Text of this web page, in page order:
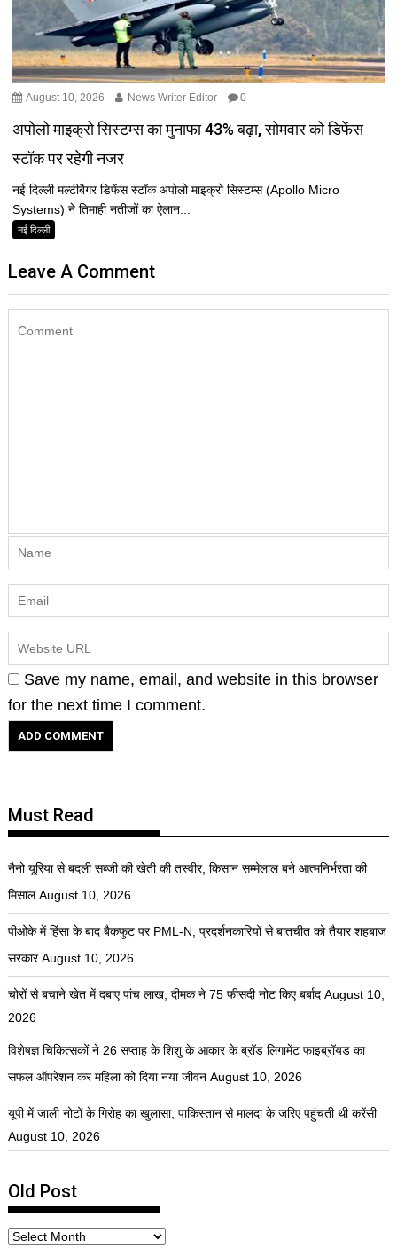
August 10, 2026 News Writer Editor 0
अपोलो माइक्रो सिस्टम्स का मुनाफा 43% बढ़ा, सोमवार को डिफेंस
स्टॉक पर रहेगी नजर
नई दिल्ली मल्टीबैगर डिफेंस स्टॉक अपोलो माइक्रो सिस्टम्स (Apollo Micro
Systems) ने तिमाही नतीजों का ऐलान...
नई दिल्ली
Leave A Comment
Save my name, email, and website in this browser
for the next time I comment.
Must Read
नैनो यूरिया से बदली सब्जी की खेती की तस्वीर, किसान सम्मेलाल बने आत्मनिर्भरता की
मिसाल August 10, 2026
पीओके में हिंसा के बाद बैकफुट पर PML-N, प्रदर्शनकारियों से बातचीत को तैयार शहबाज
सरकार August 10, 2026
चोरों से बचाने खेत में दबाए पांच लाख, दीमक ने 75 फीसदी नोट किए बर्बाद August 10,
2026
विशेषज्ञ चिकित्सकों ने 26 सप्ताह के शिशु के आकार के ब्रॉड लिगामेंट फाइब्रॉयड का
सफल ऑपरेशन कर महिला को दिया नया जीवन August 10, 2026
यूपी में जाली नोटों के गिरोह का खुलासा, पाकिस्तान से मालदा के जरिए पहुंचती थी करेंसी
August 10, 2026
Old Post